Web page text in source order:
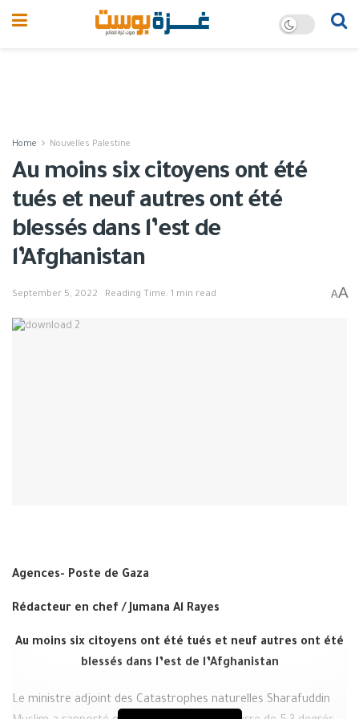
Home Nouvelles Palestine
Au moins six citoyens ont été
tués et neuf autres ont été
blessés dans l’est de
l’Afghanistan
September 5, 2022 Reading Time: 1 min read AA
Agences- Poste de Gaza
Rédacteur en chef / Jumana Al Rayes
Au moins six citoyens ont été tués et neuf autres ont été
blessés dans l’est de l’Afghanistan
Le ministre adjoint des Catastrophes naturelles Sharafuddin